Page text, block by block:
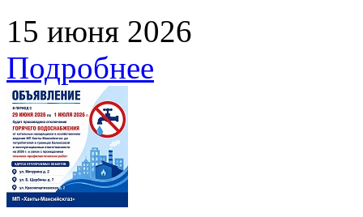
15 июня 2026
Подробнее